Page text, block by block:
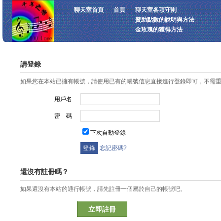
聊天室首頁 首頁
聊天室各項守則
贊助點數的說明與方法
金玫瑰的獲得方法
請登錄
如果您在本站已擁有帳號，請使用已有的帳號信息直接進行登錄即可，不需
用戶名
密 碼
下次自動登錄
忘記密碼?
還沒有註冊嗎？
如果還沒有本站的通行帳號，請先註冊一個屬於自己的帳號吧。
立即註冊